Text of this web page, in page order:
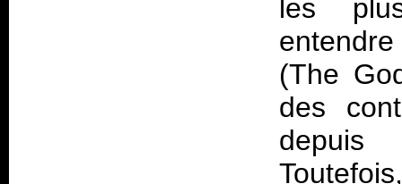
les
(The
des
depuis